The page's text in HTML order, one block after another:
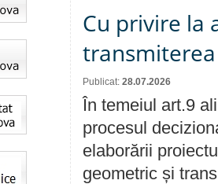
Cu privire la
Publicat: 28.07.2026
În temeiul art.9
procesul
elaborării
geometric și